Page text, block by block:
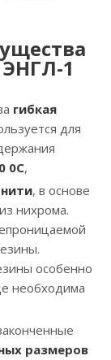
1
гибкая
для
0С,
, в основе
нихрома.
особенно
необходима
размеров